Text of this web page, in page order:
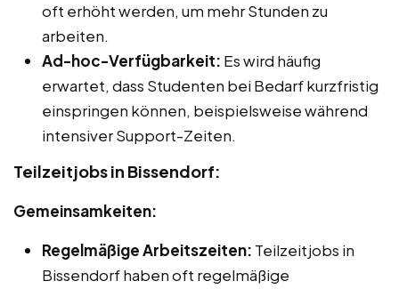
oft erhöht werden, um mehr Stunden zu
arbeiten.
Ad-hoc-Verfügbarkeit: Es wird häufig
erwartet, dass Studenten bei Bedarf kurzfristig
einspringen können, beispielsweise während
intensiver Support-Zeiten.
Teilzeitjobs in Bissendorf:
Gemeinsamkeiten:
Regelmäßige Arbeitszeiten: Teilzeitjobs in
Bissendorf haben oft regelmäßige